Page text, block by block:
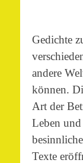
Gedichte
andere
können.
Art der
Leben
Texte